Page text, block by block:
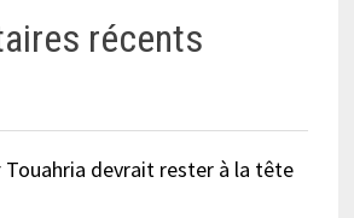
récents
Touahria devrait rester à la tête